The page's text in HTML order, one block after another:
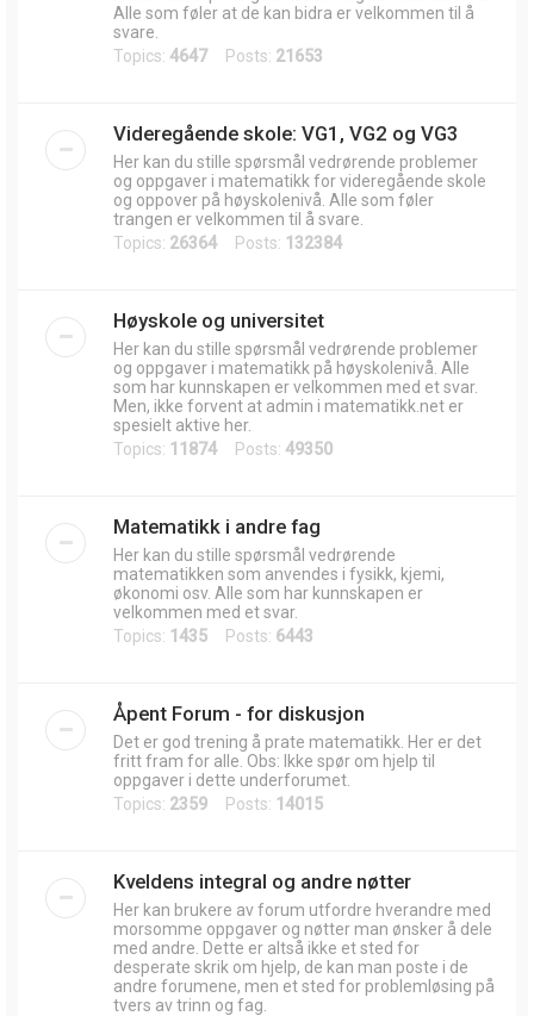
Alle som føler at de kan bidra er velkommen til å
svare.
Topics: 4647Posts: 21653
Videregående skole: VG1, VG2 og VG3
Her kan du stille spørsmål vedrørende problemer
og oppgaver i matematikk for videregående skole
og oppover på høyskolenivå. Alle som føler
trangen er velkommen til å svare.
Topics: 26364 Posts: 132384
Høyskole og universitet
Her kan du stille spørsmål vedrørende problemer
og oppgaver i matematikk på høyskolenivå. Alle
som har kunnskapen er velkommen med et svar.
Men, ikke forvent at admin i matematikk.net er
spesielt aktive her.
Topics: 11874 Posts: 49350
Matematikk i andre fag
Her kan du stille spørsmål vedrørende
matematikken som anvendes i fysikk, kjemi,
økonomi osv. Alle som har kunnskapen er
velkommen med et svar.
Topics: 1435 Posts: 6443
Åpent Forum - for diskusjon
Det er god trening å prate matematikk. Her er det
fritt fram for alle. Obs: Ikke spør om hjelp til
oppgaver i dette underforumet.
Topics: 2359 Posts: 14015
Kveldens integral og andre nøtter
Her kan brukere av forum utfordre hverandre med
morsomme oppgaver og nøtter man ønsker å dele
med andre. Dette er altså ikke et sted for
desperate skrik om hjelp, de kan man poste i de
andre forumene, men et sted for problemløsing på
tvers av trinn og fag.